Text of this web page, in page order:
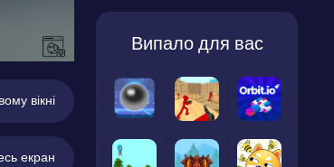
вікні
екран
Випало для вас